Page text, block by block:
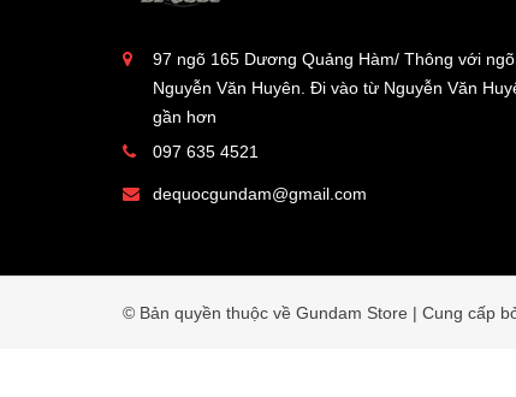
97 ngõ 165 Dương Quảng Hàm/ Thông với ngõ
Nguyễn Văn Huyên. Đi vào từ Nguyễn Văn
gần hơn
097 635 4521
dequocgundam@gmail.com
© Bản quyền thuộc về Gundam Store | Cung cấp